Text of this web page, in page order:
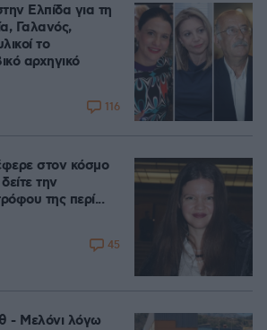
Ελπίδα για τη
Γαλανός,
το
αρχηγικό
116
στον κόσμο
την
της περί...
45
- Μελόνι λόγω